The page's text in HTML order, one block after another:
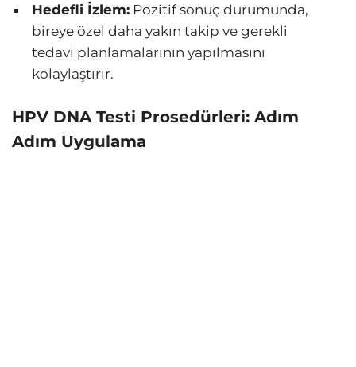
Hedefli İzlem: Pozitif sonuç durumunda,
bireye özel daha yakın takip ve gerekli
tedavi planlamalarının yapılmasını
kolaylaştırır.
HPV DNA Testi Prosedürleri: Adım
Adım Uygulama